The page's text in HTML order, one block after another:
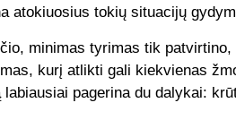
atokiuosius tokių situacijų
minimas tyrimas tik
kurį atlikti gali kiekvienas
labiausiai pagerina du dalykai: